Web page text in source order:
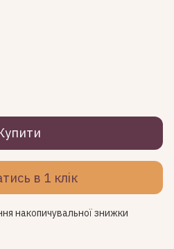
в 1 клік
накопичувальної знижки